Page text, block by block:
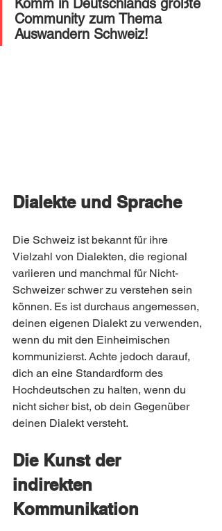
Community zum Thema
Auswandern Schweiz!
Dialekte und Sprache
Die Schweiz ist bekannt für ihre
Vielzahl von Dialekten, die regional
variieren und manchmal für Nicht-
Schweizer schwer zu verstehen sein
können. Es ist durchaus angemessen,
deinen eigenen Dialekt zu verwenden,
wenn du mit den Einheimischen
kommunizierst. Achte jedoch darauf,
dich an eine Standardform des
Hochdeutschen zu halten, wenn du
nicht sicher bist, ob dein Gegenüber
deinen Dialekt versteht.
Die Kunst der
indirekten
Kommunikation